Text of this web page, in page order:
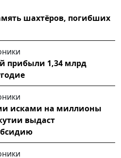
шахтёров, погибших
прибыли 1,34 млрд
исками на миллионы
выдаст